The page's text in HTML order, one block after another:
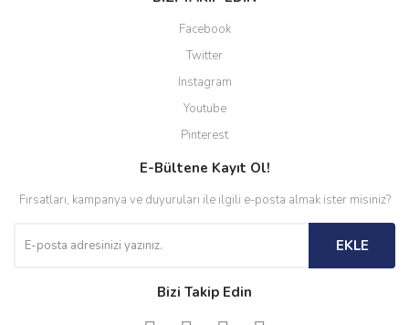
Facebook
Twitter
Instagram
Youtube
Pinterest
E-Bültene Kayıt Ol!
Fırsatları, kampanya ve duyuruları ile ilgili e-posta almak ister misiniz?
EKLE
Bizi Takip Edin